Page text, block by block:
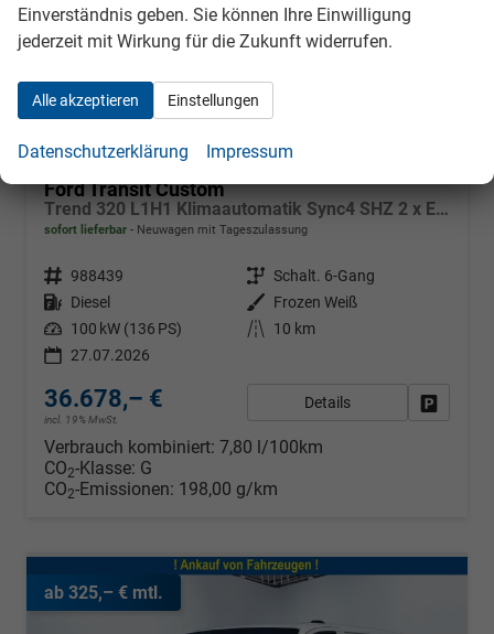
Ford Transit Custom
Trend 320 L1H1 Klimaautomatik Sync4 SHZ 2 x Einparkhilfe Kamera 5JG
sofort lieferbar Neuwagen mit Tageszulassung
Fahrzeugnr. 988439 Getriebe Schalt. 6-Gang
Kraftstoff Diesel Außenfarbe
Frozen Weiß
Leistung 100 kW (136 PS) Kilometerstand
10 km
27.07.2026
36.678,– €
incl. 19% MwSt.
Details
Verbrauch kombiniert: 7,80 l/100km
CO2-Klasse: G
CO2-Emissionen: 198,00 g/km
ab 325,– € mtl.
Einverständnis geben. Sie können Ihre Einwilligung
jederzeit mit Wirkung für die Zukunft widerrufen.
Alle akzeptieren Einstellungen
Datenschutzerklärung Impressum